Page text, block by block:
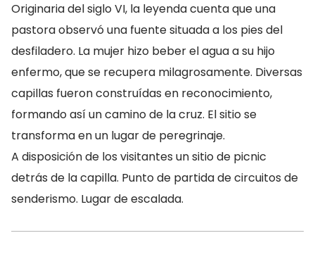
Originaria del siglo VI, la leyenda cuenta que una
pastora observó una fuente situada a los pies del
desfiladero. La mujer hizo beber el agua a su hijo
enfermo, que se recupera milagrosamente. Diversas
capillas fueron construídas en reconocimiento,
formando así un camino de la cruz. El sitio se
transforma en un lugar de peregrinaje.
A disposición de los visitantes un sitio de picnic
detrás de la capilla. Punto de partida de circuitos de
senderismo. Lugar de escalada.